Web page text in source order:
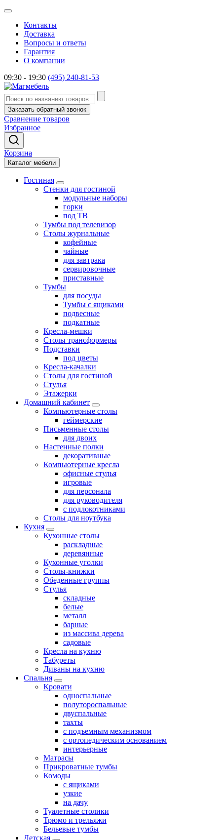
Контакты
Доставка
Вопросы и ответы
Гарантия
О компании
09:30 - 19:30 (495) 240-81-53
Заказать обратный звонок
Сравнение товаров
Избранное
Корзина
Каталог мебели
Гостиная
Стенки для гостиной
модульные наборы
горки
под ТВ
Тумбы под телевизор
Столы журнальные
кофейные
чайные
для завтрака
сервировочные
приставные
Тумбы
для посуды
Тумбы с ящиками
подвесные
подкатные
Кресла-мешки
Столы трансформеры
Подставки
под цветы
Кресла-качалки
Столы для гостиной
Стулья
Этажерки
Домашний кабинет
Компьютерные столы
геймерские
Письменные столы
для двоих
Настенные полки
декоративные
Компьютерные кресла
офисные стулья
игровые
для персонала
для руководителя
с подлокотниками
Столы для ноутбука
Кухня
Кухонные столы
раскладные
деревянные
Кухонные уголки
Столы-книжки
Обеденные группы
Стулья
складные
белые
металл
барные
из массива дерева
садовые
Кресла на кухню
Табуреты
Диваны на кухню
Спальня
Кровати
односпальные
полутороспальные
двуспальные
тахты
с подъемным механизмом
с ортопедическим основанием
интерьерные
Матрасы
Прикроватные тумбы
Комоды
с ящиками
узкие
на дачу
Туалетные столики
Трюмо и трельяжи
Бельевые тумбы
Детская